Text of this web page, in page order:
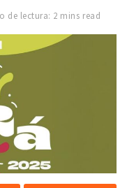
de lectura: 2 mins read